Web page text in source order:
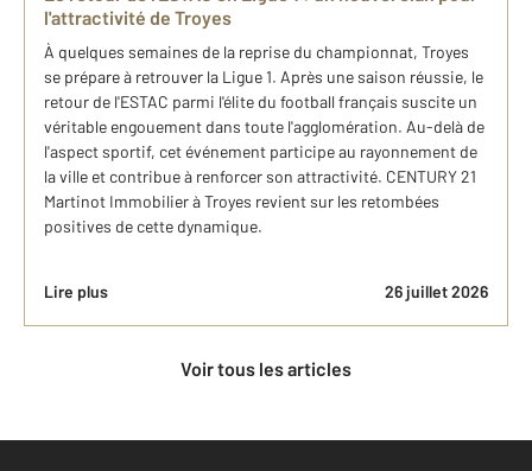
l'attractivité de Troyes
À quelques semaines de la reprise du championnat, Troyes
se prépare à retrouver la Ligue 1. Après une saison réussie, le
retour de l'ESTAC parmi l'élite du football français suscite un
véritable engouement dans toute l'agglomération. Au-delà de
l'aspect sportif, cet événement participe au rayonnement de
la ville et contribue à renforcer son attractivité. CENTURY 21
Martinot Immobilier à Troyes revient sur les retombées
positives de cette dynamique.
Lire plus 26 juillet 2026
Voir tous les articles